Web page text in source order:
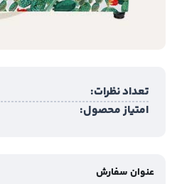
تعداد نظرات:
امتیاز محصول:
عنوان سفارش